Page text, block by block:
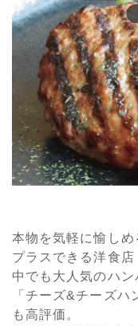
本物を気軽に愉し
プラスできる洋食店
中でも大人気のハ
「チーズ&チーズ
も高評価。